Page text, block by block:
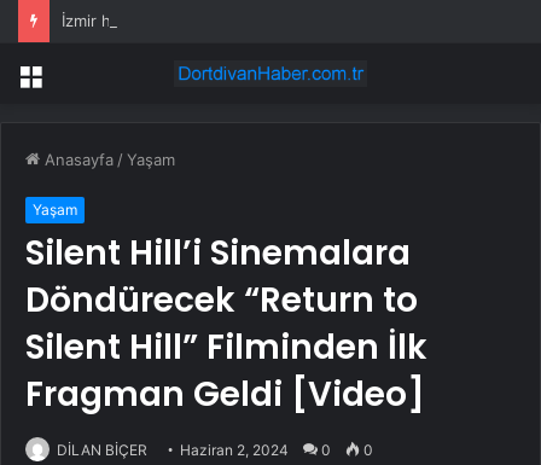
İzmir heyeti ilk direkt uçuşla Kazakistan’a gitti
Menü
Anasayfa /Yaşam
Yaşam
Silent Hill’i Sinemalara
Döndürecek “Return to
Silent Hill” Filminden İlk
Fragman Geldi [Video]
DİLAN BİÇER Haziran 2, 2024 0 0